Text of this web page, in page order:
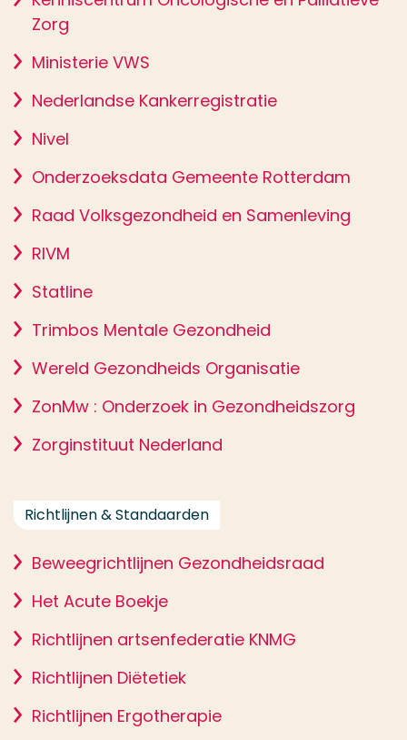
Zorg
Ministerie VWS
Nederlandse Kankerregistratie
Nivel
Onderzoeksdata Gemeente Rotterdam
Raad Volksgezondheid en Samenleving
RIVM
Statline
Trimbos Mentale Gezondheid
Wereld Gezondheids Organisatie
ZonMw : Onderzoek in Gezondheidszorg
Zorginstituut Nederland
Richtlijnen & Standaarden
Beweegrichtlijnen Gezondheidsraad
Het Acute Boekje
Richtlijnen artsenfederatie KNMG
Richtlijnen Diëtetiek
Richtlijnen Ergotherapie